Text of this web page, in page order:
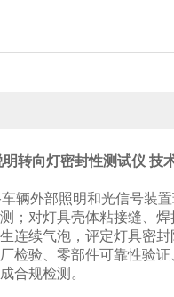
转向灯密封性测试仪 技
车辆外部照明和光信号装
；对灯具壳体粘接缝、
连续气泡，评定灯具密
检验、零部件可靠性验
合规检测。